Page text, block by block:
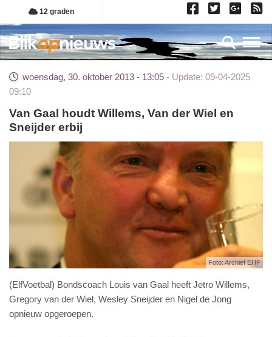
Overslaan
en
naar
de
gaan
12 graden
woensdag, 30. oktober 2013 - 13:05
Update: 09-04-2025
09:10
Van Gaal houdt Willems, Van der Wiel en
Sneijder erbij
Foto: Archief EHF
(ElfVoetbal) Bondscoach Louis van Gaal heeft Jetro Willems,
Gregory van der Wiel, Wesley Sneijder en Nigel de Jong
opnieuw opgeroepen.